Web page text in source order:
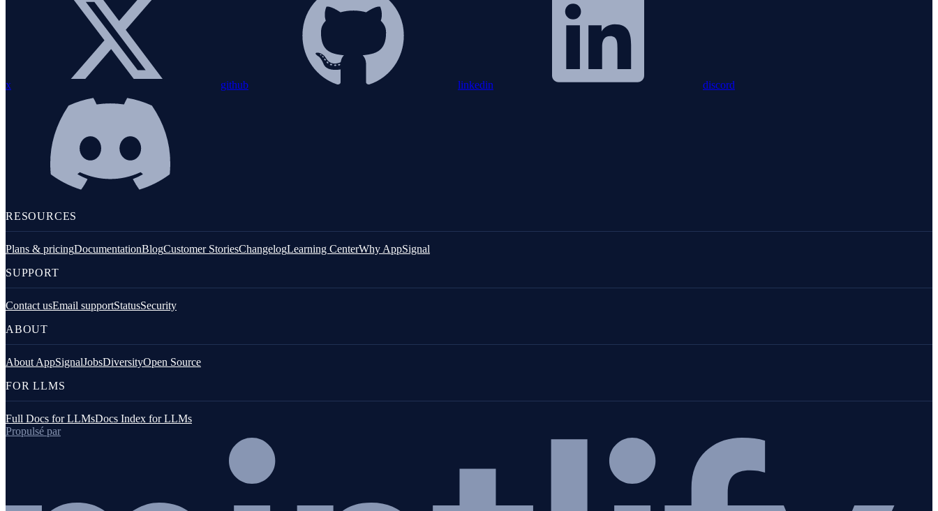
PHP
JavaScript (navigateur)
x github linkedin discord
RESOURCES
Plans & pricingDocumentationBlogCustomer StoriesChangelogLearning CenterWhy AppSignal
SUPPORT
Contact usEmail supportStatusSecurity
ABOUT
About AppSignalJobsDiversityOpen Source
FOR LLMS
Full Docs for LLMsDocs Index for LLMs
Propulsé par